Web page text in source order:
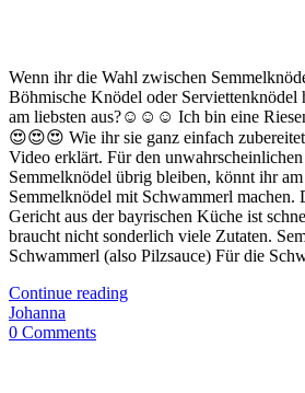
Wenn ihr die Wahl zwischen
Böhmische Knödel oder Serviettenknödel
am liebsten aus?☺☺☺ Ich bin eine
😍😍😍 Wie ihr sie ganz einfach
Video erklärt. Für den unwahrscheinlichen
Semmelknödel übrig bleiben, könnt ihr am
Semmelknödel mit Schwammerl machen.
Gericht aus der bayrischen Küche ist
braucht nicht sonderlich viele Zutaten.
Schwammerl (also Pilzsauce) Für die
Continue reading
Johanna
0 Comments